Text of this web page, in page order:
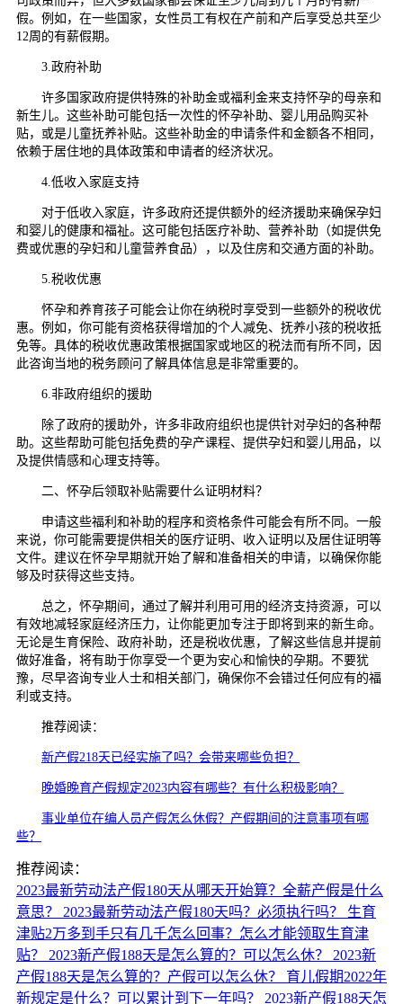
假。例如，在一些国家，女性员工有权在产前和产后享受总共至少
12周的有薪假期。
3.政府补助
许多国家政府提供特殊的补助金或福利金来支持怀孕的母亲和
新生儿。这些补助可能包括一次性的怀孕补助、婴儿用品购买补
贴，或是儿童抚养补贴。这些补助金的申请条件和金额各不相同，
依赖于居住地的具体政策和申请者的经济状况。
4.低收入家庭支持
对于低收入家庭，许多政府还提供额外的经济援助来确保孕妇
和婴儿的健康和福祉。这可能包括医疗补助、营养补助（如提供免
费或优惠的孕妇和儿童营养食品），以及住房和交通方面的补助。
5.税收优惠
怀孕和养育孩子可能会让你在纳税时享受到一些额外的税收优
惠。例如，你可能有资格获得增加的个人减免、抚养小孩的税收抵
免等。具体的税收优惠政策根据国家或地区的税法而有所不同，因
此咨询当地的税务顾问了解具体信息是非常重要的。
6.非政府组织的援助
除了政府的援助外，许多非政府组织也提供针对孕妇的各种帮
助。这些帮助可能包括免费的孕产课程、提供孕妇和婴儿用品，以
及提供情感和心理支持等。
二、怀孕后领取补贴需要什么证明材料？
申请这些福利和补助的程序和资格条件可能会有所不同。一般
来说，你可能需要提供相关的医疗证明、收入证明以及居住证明等
文件。建议在怀孕早期就开始了解和准备相关的申请，以确保你能
够及时获得这些支持。
总之，怀孕期间，通过了解并利用可用的经济支持资源，可以
有效地减轻家庭经济压力，让你能更加专注于即将到来的新生命。
无论是生育保险、政府补助，还是税收优惠，了解这些信息并提前
做好准备，将有助于你享受一个更为安心和愉快的孕期。不要犹
豫，尽早咨询专业人士和相关部门，确保你不会错过任何应有的福
利或支持。
推荐阅读：
新产假218天已经实施了吗？会带来哪些负担？
晚婚晚育产假规定2023内容有哪些？有什么积极影响？
事业单位在编人员产假怎么休假？产假期间的注意事项有哪
些？
推荐阅读：
2023最新劳动法产假180天从哪天开始算？全薪产假是什么
意思？
2023最新劳动法产假180天吗？必须执行吗？
生育
津贴2万多到手只有几千怎么回事？怎么才能领取生育津
贴？
2023新产假188天是怎么算的？可以怎么休？
2023新
产假188天是怎么算的？产假可以怎么休？
育儿假期2022年
新规定是什么？可以累计到下一年吗？
2023新产假188天怎